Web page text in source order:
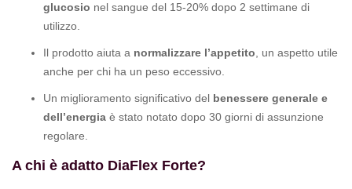
glucosio nel sangue del 15-20% dopo 2 settimane di
utilizzo.
Il prodotto aiuta a normalizzare l’appetito, un aspetto utile
anche per chi ha un peso eccessivo.
Un miglioramento significativo del benessere generale e
dell’energia è stato notato dopo 30 giorni di assunzione
regolare.
A chi è adatto DiaFlex Forte?